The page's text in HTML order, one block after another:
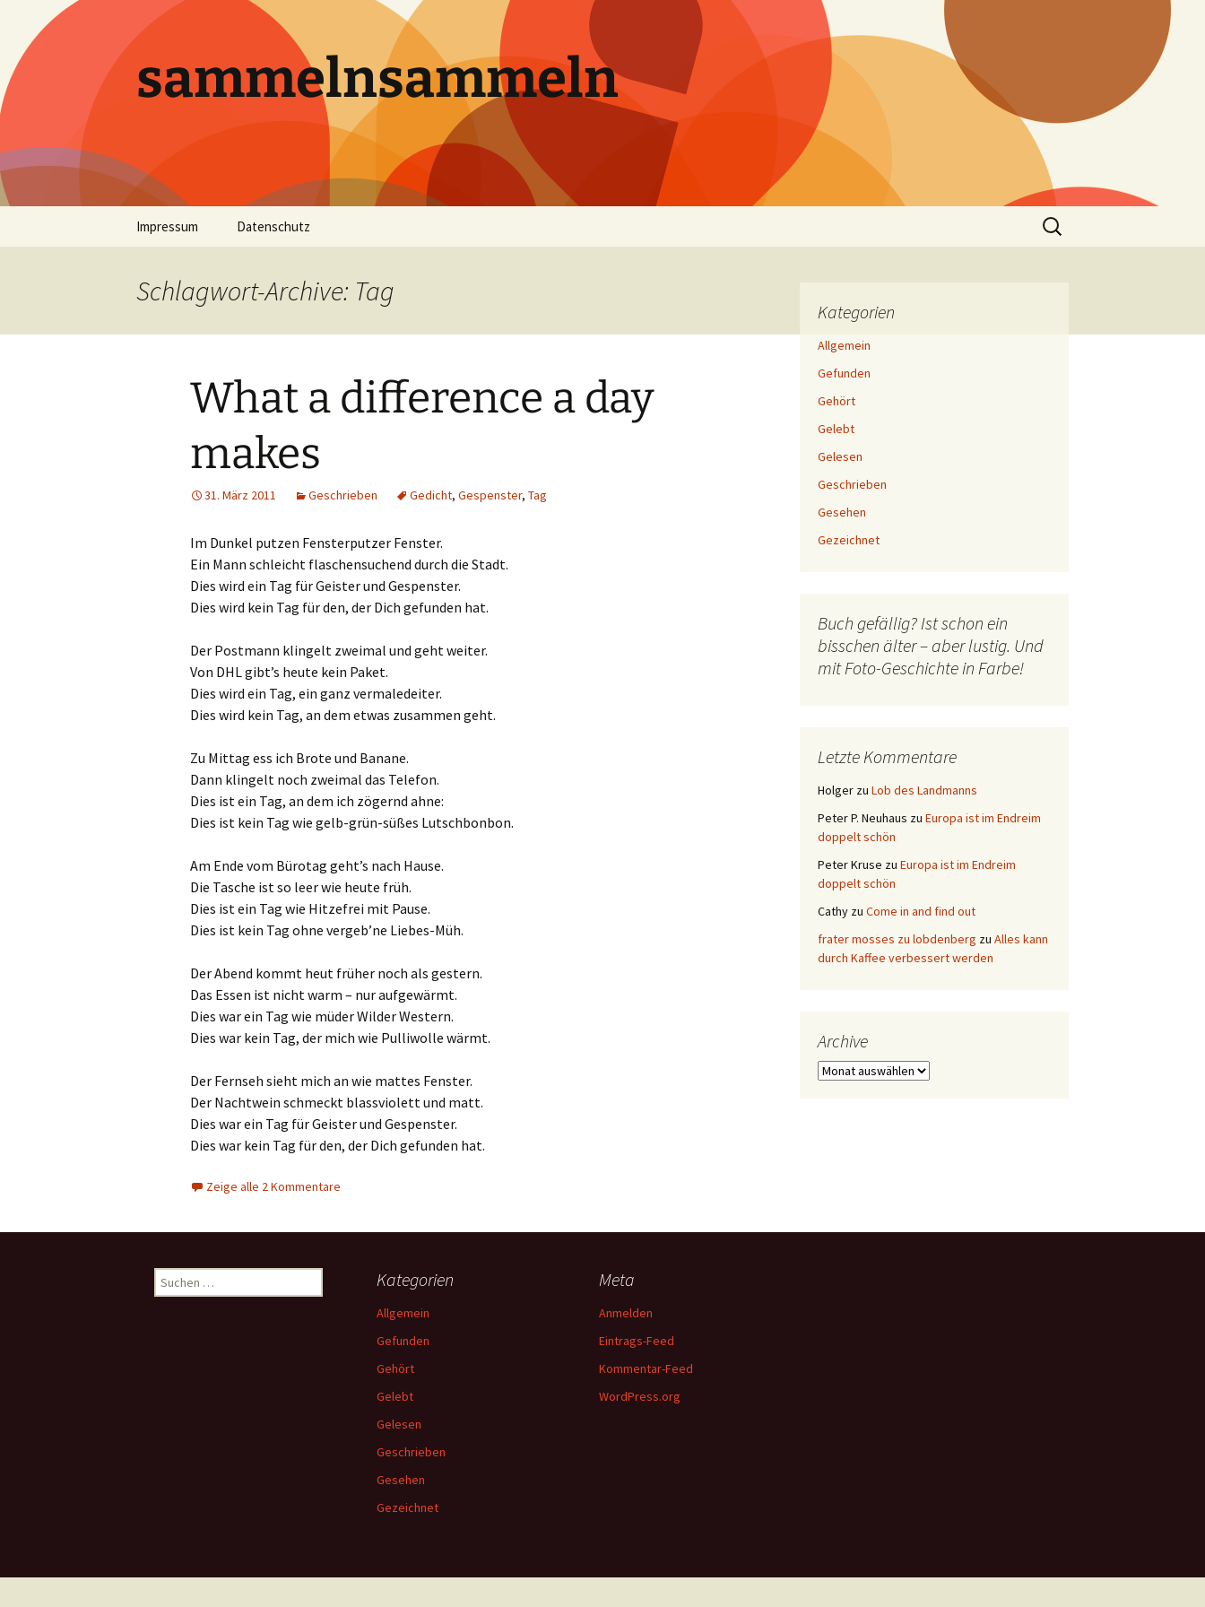
sammelnsammeln
Inhalt
Impressum Datenschutz
Suchen
nach:
Schlagwort-Archive: Tag
What a difference a day
makes
31. März 2011 Geschrieben Gedicht, Gespenster, Tag
Im Dunkel putzen Fensterputzer Fenster.
Ein Mann schleicht flaschensuchend durch die Stadt.
Dies wird ein Tag für Geister und Gespenster.
Dies wird kein Tag für den, der Dich gefunden hat.
Der Postmann klingelt zweimal und geht weiter.
Von DHL gibt’s heute kein Paket.
Dies wird ein Tag, ein ganz vermaledeiter.
Dies wird kein Tag, an dem etwas zusammen geht.
Zu Mittag ess ich Brote und Banane.
Dann klingelt noch zweimal das Telefon.
Dies ist ein Tag, an dem ich zögernd ahne:
Dies ist kein Tag wie gelb-grün-süßes Lutschbonbon.
Am Ende vom Bürotag geht’s nach Hause.
Die Tasche ist so leer wie heute früh.
Dies ist ein Tag wie Hitzefrei mit Pause.
Dies ist kein Tag ohne vergeb’ne Liebes-Müh.
Der Abend kommt heut früher noch als gestern.
Das Essen ist nicht warm – nur aufgewärmt.
Dies war ein Tag wie müder Wilder Western.
Dies war kein Tag, der mich wie Pulliwolle wärmt.
Der Fernseh sieht mich an wie mattes Fenster.
Der Nachtwein schmeckt blassviolett und matt.
Dies war ein Tag für Geister und Gespenster.
Dies war kein Tag für den, der Dich gefunden hat.
Zeige alle 2 Kommentare
Kategorien
Allgemein
Gefunden
Gehört
Gelebt
Gelesen
Geschrieben
Gesehen
Gezeichnet
Buch gefällig? Ist schon ein
bisschen älter – aber lustig. Und
mit Foto-Geschichte in Farbe!
Letzte Kommentare
Holger zu Lob des Landmanns
Peter P. Neuhaus zu Europa ist im Endreim
doppelt schön
Peter Kruse zu Europa ist im Endreim
doppelt schön
Cathy zu Come in and find out
frater mosses zu lobdenberg zu Alles kann
durch Kaffee verbessert werden
Archive
Archive
Suchen
nach:
Kategorien
Allgemein
Gefunden
Gehört
Gelebt
Gelesen
Geschrieben
Gesehen
Gezeichnet
Meta
Anmelden
Eintrags-Feed
Kommentar-Feed
WordPress.org